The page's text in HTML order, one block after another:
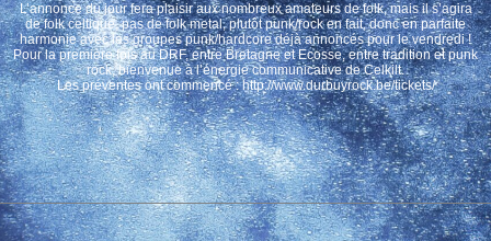
L’annonce du jour fera plaisir aux nombreux amateurs de folk, mais il s’agira
de folk celtique, pas de folk metal, plutôt punk/rock en fait, donc en parfaite
harmonie avec les groupes punk/hardcore déjà annoncés pour le vendredi !
Pour la première fois au DRF, entre Bretagne et Ecosse, entre tradition et punk
rock, bienvenue à l’énergie communicative de Celkilt.
Les préventes ont commencé : http://www.durbuyrock.be/tickets/